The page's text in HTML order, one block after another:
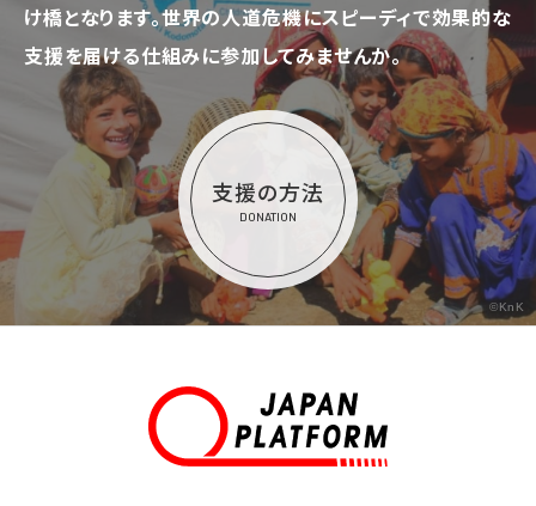
け橋となります。世界の人道危機にスピーディで効果的な
支援を届ける仕組みに参加してみませんか。
支援の方法
DONATION
©KnK